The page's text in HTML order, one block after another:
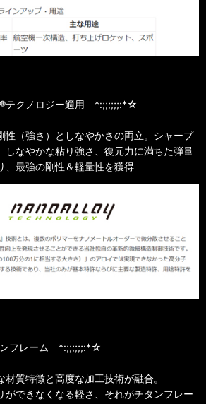
クノロジー適用 *:;;;;;;:*☆
性（強さ）としなやかさの両立。シャープ
しなやかな粘り強さ、復元力に満ちた弾量
、最強の剛性＆軽量性を獲得
フレーム *:;;;;;;:*☆
質特徴と高度な加工技術が融合。
ができなくなる軽さ、それがチタンフレー